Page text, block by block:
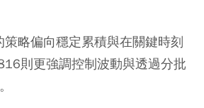
略偏向穩定累積與在關鍵時刻
則更強調控制波動與透過分批